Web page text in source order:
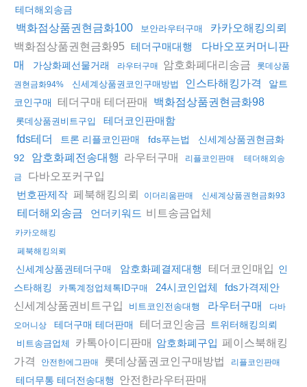
테더해외송금
백화점상품권현금화100 보안라우터구매 카카오해킹의뢰
백화점상품권현금화95 테더구매대행
다바오포커머니판
매
가상화폐선물거래 라우터구매 암호화폐대리송금
롯데상품
권현금화94%
신세계상품권코인구매방법 인스타해킹가격
알트
코인구매
테더구매 테더판매 백화점상품권현금화98
롯데상품권비트구입
테더코인판매함
fds테더
트론 리플코인판매 fds푸는법
신세계상품권현금화
92
암호화폐전송대행 라우터구매 리플코인판매
테더해외송
금
다바오포커구입
번호판제작 페북해킹의뢰 이더리움판매 신세계상품권현금화93
테더해외송금 언더키워드 비트송금업체
카카오해킹
페북해킹의뢰
신세계상품권테더구매 암호화폐결제대행 테더코인매입 인
스타해킹
카톡계정업체톡ID구매 24시코인업체 fds가격제안
신세계상품권비트구입 비트코인전송대행 라우터구매
다바
오머니상
테더구매 테더판매 테더코인송금 트위터해킹의뢰
비트송금업체 카톡아이디판매 암호화폐구입 페이스북해킹
가격
안전한에그판매 롯데상품권코인구매방법 리플코인판매
테더무통 테더전송대행 안전한라우터판매